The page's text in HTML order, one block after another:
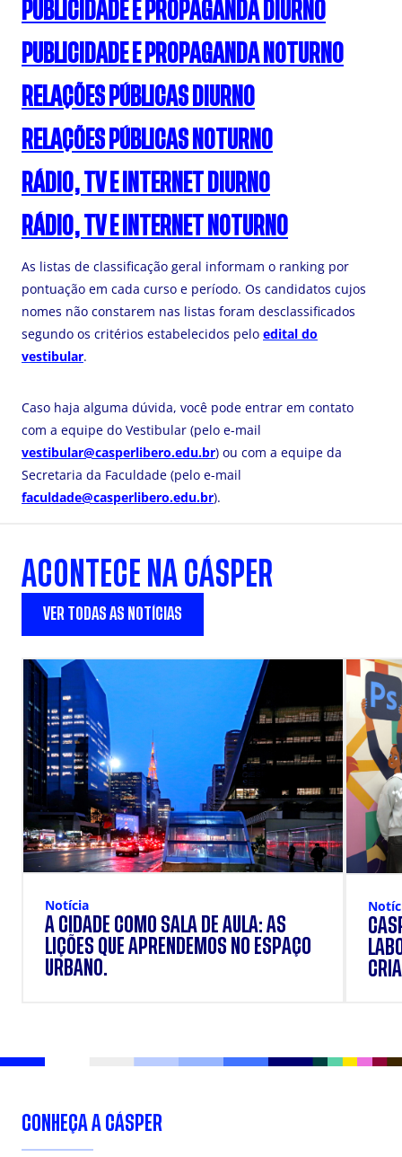
PUBLICIDADE E PROPAGANDA DIURNO
PUBLICIDADE E PROPAGANDA NOTURNO
RELAÇÕES PÚBLICAS DIURNO
RELAÇÕES PÚBLICAS NOTURNO
RÁDIO, TV E INTERNET DIURNO
RÁDIO, TV E INTERNET NOTURNO
As listas de classificação geral informam o ranking por
pontuação em cada curso e período. Os candidatos cujos
nomes não constarem nas listas foram desclassificados
segundo os critérios estabelecidos pelo edital do
vestibular.
Caso haja alguma dúvida, você pode entrar em contato
com a equipe do Vestibular (pelo e-mail
vestibular@casperlibero.edu.br) ou com a equipe da
Secretaria da Faculdade (pelo e-mail
faculdade@casperlibero.edu.br).
ACONTECE NA CÁSPER
VER TODAS AS NOTÍCIAS
Notícia
A CIDADE COMO SALA DE AULA: AS
LIÇÕES QUE APRENDEMOS NO ESPAÇO
URBANO.
CONHEÇA A CÁSPER